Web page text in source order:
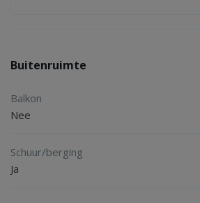
Buitenruimte
Balkon
Nee
Schuur/berging
Ja